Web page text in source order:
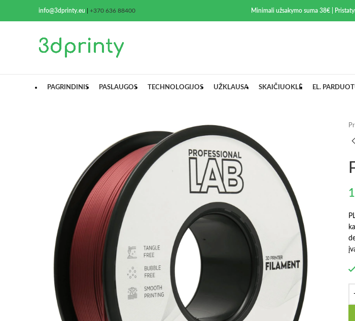
info@3dprinty.eu +370 636 88400 Minimali užsakymo suma 38€ |
PAGRINDINIS PASLAUGOS TECHNOLOGIJOS UŽKLAUSA SKAIČIUOKLĖ EL.